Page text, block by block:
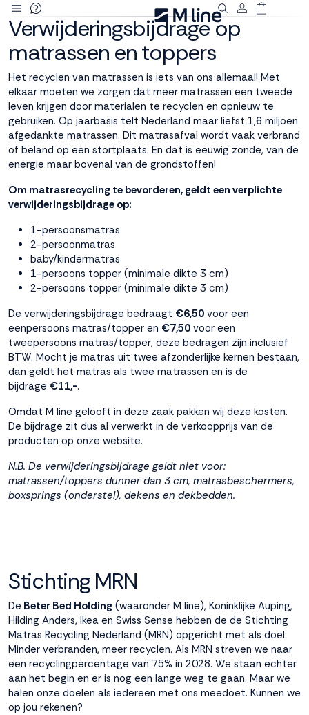
Deze site
gebruikt
cookies
M line plaatst
functionele,
analytische en
Dankzij functionele
cookies werkt de
de analytische
cookies ons helpen
om de website te
verbeteren. Via de
marketing cookies
interactie met ons
binnen en buiten
onze website te
volgen. Dat doen we
legitiem en belangrijk,
anoniem. Meer
weten? LeesBekijk
dit overzichtvoor
alle
cookieinstellingen en
lees hier onze privacy
policy. Door te
accepteren geef je
functionele en
analytische cookies.
Weigeren
Accepteren
Verwijderingsbijdrage op
matrassen en toppers
Het recyclen van matrassen is iets van ons allemaal! Met
elkaar moeten we zorgen dat meer matrassen een tweede
leven krijgen door materialen te recyclen en opnieuw te
gebruiken. Op jaarbasis telt Nederland maar liefst 1,6 miljoen
afgedankte matrassen. Dit matrasafval wordt vaak verbrand
of beland op een stortplaats. En dat is eeuwig zonde, van de
energie maar bovenal van de grondstoffen!
Om matrasrecycling te bevorderen, geldt een verplichte
verwijderingsbijdrage op:
1-persoonsmatras
2-persoonmatras
baby/kindermatras
1-persoons topper (minimale dikte 3 cm)
2-persoons topper (minimale dikte 3 cm)
De verwijderingsbijdrage bedraagt €6,50 voor een
eenpersoons matras/topper en €7,50 voor een
tweepersoons matras/topper, deze bedragen zijn inclusief
BTW. Mocht je matras uit twee afzonderlijke kernen bestaan,
dan geldt het matras als twee matrassen en is de
bijdrage €11,-.
Omdat M line gelooft in deze zaak pakken wij deze kosten.
De bijdrage zit dus al verwerkt in de verkoopprijs van de
producten op onze website.
N.B. De verwijderingsbijdrage geldt niet voor:
matrassen/toppers dunner dan 3 cm, matrasbeschermers,
boxsprings (onderstel), dekens en dekbedden.
Stichting MRN
De Beter Bed Holding (waaronder M line), Koninklijke Auping,
Hilding Anders, Ikea en Swiss Sense hebben de de Stichting
Matras Recycling Nederland (MRN) opgericht met als doel:
Minder verbranden, meer recyclen. Als MRN streven we naar
een recyclingpercentage van 75% in 2028. We staan echter
aan het begin en er is nog een lange weg te gaan. Maar we
halen onze doelen als iedereen met ons meedoet. Kunnen we
op jou rekenen?